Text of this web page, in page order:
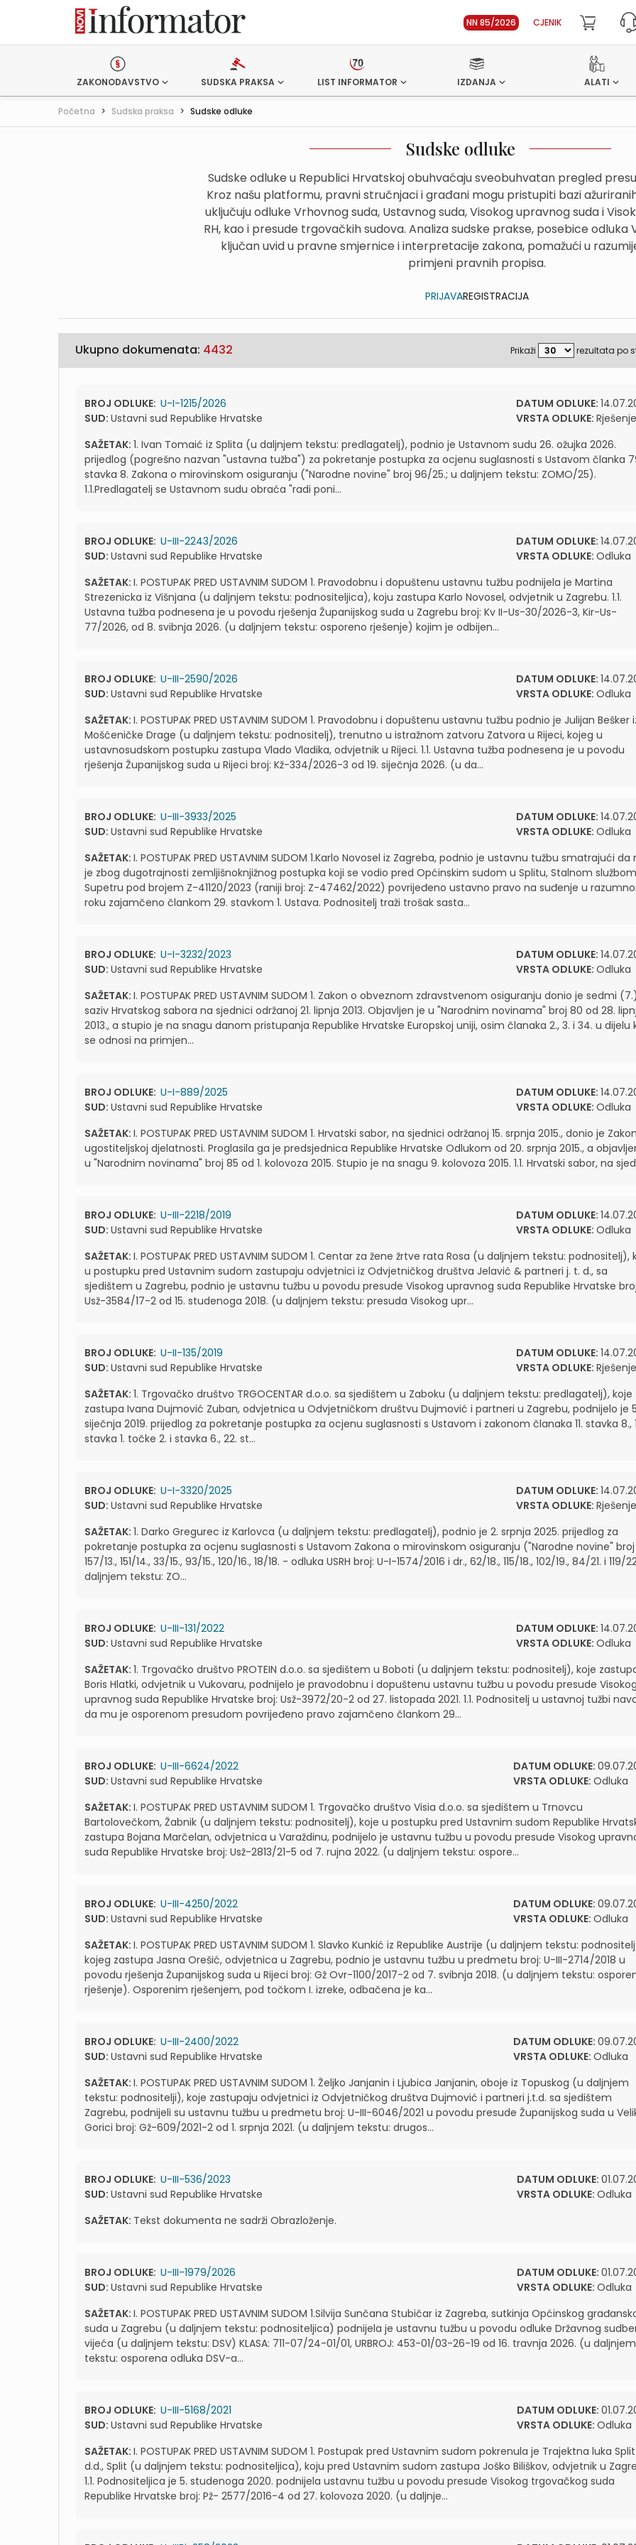
NN 85/2026 CJENIK
ZAKONODAVSTVO SUDSKA PRAKSA LIST INFORMATOR IZDANJA ALATI
Početna > Sudska praksa > Sudske odluke
Sudske odluke
Sudske odluke u Republici Hrvatskoj obuhvaćaju sveobuhvatan pregled
Kroz našu platformu, pravni stručnjaci i građani mogu pristupiti bazi
uključuju odluke Vrhovnog suda, Ustavnog suda, Visokog upravnog suda i
RH, kao i presude trgovačkih sudova. Analiza sudske prakse, posebice odluka
ključan uvid u pravne smjernice i interpretacije zakona, pomažući u
primjeni pravnih propisa.
PRIJAVAREGISTRACIJA
Ukupno dokumenata: 4432 Prikaži rezultata po
BROJ ODLUKE: U-I-1215/2026
SUD: Ustavni sud Republike Hrvatske
DATUM ODLUKE:
VRSTA ODLUKE: Rješenje
SAŽETAK: 1. Ivan Tomaić iz Splita (u daljnjem tekstu: predlagatelj), podnio je Ustavnom sudu 26. ožujka 2026.
prijedlog (pogrešno nazvan "ustavna tužba") za pokretanje postupka za ocjenu suglasnosti s Ustavom članka
stavka 8. Zakona o mirovinskom osiguranju ("Narodne novine" broj 96/25.; u daljnjem tekstu: ZOMO/25).
1.1.Predlagatelj se Ustavnom sudu obraća "radi poni...
BROJ ODLUKE: U-III-2243/2026
SUD: Ustavni sud Republike Hrvatske
DATUM ODLUKE:
VRSTA ODLUKE: Odluka
SAŽETAK: I. POSTUPAK PRED USTAVNIM SUDOM 1. Pravodobnu i dopuštenu ustavnu tužbu podnijela je Martina
Strezenicka iz Višnjana (u daljnjem tekstu: podnositeljica), koju zastupa Karlo Novosel, odvjetnik u Zagrebu. 1.1.
Ustavna tužba podnesena je u povodu rješenja Županijskog suda u Zagrebu broj: Kv II-Us-30/2026-3, Kir-Us-
77/2026, od 8. svibnja 2026. (u daljnjem tekstu: osporeno rješenje) kojim je odbijen...
BROJ ODLUKE: U-III-2590/2026
SUD: Ustavni sud Republike Hrvatske
DATUM ODLUKE:
VRSTA ODLUKE: Odluka
SAŽETAK: I. POSTUPAK PRED USTAVNIM SUDOM 1. Pravodobnu i dopuštenu ustavnu tužbu podnio je Julijan Bešker
Mošćeničke Drage (u daljnjem tekstu: podnositelj), trenutno u istražnom zatvoru Zatvora u Rijeci, kojeg u
ustavnosudskom postupku zastupa Vlado Vladika, odvjetnik u Rijeci. 1.1. Ustavna tužba podnesena je u povodu
rješenja Županijskog suda u Rijeci broj: Kž-334/2026-3 od 19. siječnja 2026. (u da...
BROJ ODLUKE: U-III-3933/2025
SUD: Ustavni sud Republike Hrvatske
DATUM ODLUKE:
VRSTA ODLUKE: Odluka
SAŽETAK: I. POSTUPAK PRED USTAVNIM SUDOM 1.Karlo Novosel iz Zagreba, podnio je ustavnu tužbu smatrajući da
je zbog dugotrajnosti zemljišnoknjižnog postupka koji se vodio pred Općinskim sudom u Splitu, Stalnom
Supetru pod brojem Z-41120/2023 (raniji broj: Z-47462/2022) povrijeđeno ustavno pravo na suđenje u
roku zajamčeno člankom 29. stavkom 1. Ustava. Podnositelj traži trošak sasta...
BROJ ODLUKE: U-I-3232/2023
SUD: Ustavni sud Republike Hrvatske
DATUM ODLUKE:
VRSTA ODLUKE: Odluka
SAŽETAK: I. POSTUPAK PRED USTAVNIM SUDOM 1. Zakon o obveznom zdravstvenom osiguranju donio je sedmi (7.)
saziv Hrvatskog sabora na sjednici održanoj 21. lipnja 2013. Objavljen je u "Narodnim novinama" broj 80 od 28.
2013., a stupio je na snagu danom pristupanja Republike Hrvatske Europskoj uniji, osim članaka 2., 3. i 34. u dijelu
se odnosi na primjen...
BROJ ODLUKE: U-I-889/2025
SUD: Ustavni sud Republike Hrvatske
DATUM ODLUKE:
VRSTA ODLUKE: Odluka
SAŽETAK: I. POSTUPAK PRED USTAVNIM SUDOM 1. Hrvatski sabor, na sjednici održanoj 15. srpnja 2015., donio je
ugostiteljskoj djelatnosti. Proglasila ga je predsjednica Republike Hrvatske Odlukom od 20. srpnja 2015., a
u "Narodnim novinama" broj 85 od 1. kolovoza 2015. Stupio je na snagu 9. kolovoza 2015. 1.1. Hrvatski sabor, na
BROJ ODLUKE: U-III-2218/2019
SUD: Ustavni sud Republike Hrvatske
DATUM ODLUKE:
VRSTA ODLUKE: Odluka
SAŽETAK: I. POSTUPAK PRED USTAVNIM SUDOM 1. Centar za žene žrtve rata Rosa (u daljnjem tekstu: podnositelj),
u postupku pred Ustavnim sudom zastupaju odvjetnici iz Odvjetničkog društva Jelavić & partneri j. t. d., sa
sjedištem u Zagrebu, podnio je ustavnu tužbu u povodu presude Visokog upravnog suda Republike Hrvatske
Usž-3584/17-2 od 15. studenoga 2018. (u daljnjem tekstu: presuda Visokog upr...
BROJ ODLUKE: U-II-135/2019
SUD: Ustavni sud Republike Hrvatske
DATUM ODLUKE:
VRSTA ODLUKE: Rješenje
SAŽETAK: 1. Trgovačko društvo TRGOCENTAR d.o.o. sa sjedištem u Zaboku (u daljnjem tekstu: predlagatelj), koje
zastupa Ivana Dujmović Zuban, odvjetnica u Odvjetničkom društvu Dujmović i partneri u Zagrebu, podnijelo je
siječnja 2019. prijedlog za pokretanje postupka za ocjenu suglasnosti s Ustavom i zakonom članaka 11. stavka 8.,
stavka 1. točke 2. i stavka 6., 22. st...
BROJ ODLUKE: U-I-3320/2025
SUD: Ustavni sud Republike Hrvatske
DATUM ODLUKE:
VRSTA ODLUKE: Rješenje
SAŽETAK: 1. Darko Gregurec iz Karlovca (u daljnjem tekstu: predlagatelj), podnio je 2. srpnja 2025. prijedlog za
pokretanje postupka za ocjenu suglasnosti s Ustavom Zakona o mirovinskom osiguranju ("Narodne novine" broj
157/13., 151/14., 33/15., 93/15., 120/16., 18/18. - odluka USRH broj: U-I-1574/2016 i dr., 62/18., 115/18., 102/19., 84/21. i 119/
daljnjem tekstu: ZO...
BROJ ODLUKE: U-III-131/2022
SUD: Ustavni sud Republike Hrvatske
DATUM ODLUKE:
VRSTA ODLUKE: Odluka
SAŽETAK: 1. Trgovačko društvo PROTEIN d.o.o. sa sjedištem u Boboti (u daljnjem tekstu: podnositelj), koje
Boris Hlatki, odvjetnik u Vukovaru, podnijelo je pravodobnu i dopuštenu ustavnu tužbu u povodu presude Visokog
upravnog suda Republike Hrvatske broj: Usž-3972/20-2 od 27. listopada 2021. 1.1. Podnositelj u ustavnoj tužbi
da mu je osporenom presudom povrijeđeno pravo zajamčeno člankom 29...
BROJ ODLUKE: U-III-6624/2022
SUD: Ustavni sud Republike Hrvatske
DATUM ODLUKE:
VRSTA ODLUKE: Odluka
SAŽETAK: I. POSTUPAK PRED USTAVNIM SUDOM 1. Trgovačko društvo Visia d.o.o. sa sjedištem u Trnovcu
Bartolovečkom, Žabnik (u daljnjem tekstu: podnositelj), koje u postupku pred Ustavnim sudom Republike
zastupa Bojana Marčelan, odvjetnica u Varaždinu, podnijelo je ustavnu tužbu u povodu presude Visokog
suda Republike Hrvatske broj: Usž-2813/21-5 od 7. rujna 2022. (u daljnjem tekstu: ospore...
BROJ ODLUKE: U-III-4250/2022
SUD: Ustavni sud Republike Hrvatske
DATUM ODLUKE:
VRSTA ODLUKE: Odluka
SAŽETAK: I. POSTUPAK PRED USTAVNIM SUDOM 1. Slavko Kunkić iz Republike Austrije (u daljnjem tekstu:
kojeg zastupa Jasna Orešić, odvjetnica u Zagrebu, podnio je ustavnu tužbu u predmetu broj: U-III-2714/2018 u
povodu rješenja Županijskog suda u Rijeci broj: Gž Ovr-1100/2017-2 od 7. svibnja 2018. (u daljnjem tekstu:
rješenje). Osporenim rješenjem, pod točkom I. izreke, odbačena je ka...
BROJ ODLUKE: U-III-2400/2022
SUD: Ustavni sud Republike Hrvatske
DATUM ODLUKE:
VRSTA ODLUKE: Odluka
SAŽETAK: I. POSTUPAK PRED USTAVNIM SUDOM 1. Željko Janjanin i Ljubica Janjanin, oboje iz Topuskog (u daljnjem
tekstu: podnositelji), koje zastupaju odvjetnici iz Odvjetničkog društva Dujmović i partneri j.t.d. sa sjedištem
Zagrebu, podnijeli su ustavnu tužbu u predmetu broj: U-III-6046/2021 u povodu presude Županijskog suda u
Gorici broj: Gž-609/2021-2 od 1. srpnja 2021. (u daljnjem tekstu: drugos...
BROJ ODLUKE: U-III-536/2023
SUD: Ustavni sud Republike Hrvatske
DATUM ODLUKE:
VRSTA ODLUKE: Odluka
SAŽETAK: Tekst dokumenta ne sadrži Obrazloženje.
BROJ ODLUKE: U-III-1979/2026
SUD: Ustavni sud Republike Hrvatske
DATUM ODLUKE:
VRSTA ODLUKE: Odluka
SAŽETAK: I. POSTUPAK PRED USTAVNIM SUDOM 1.Silvija Sunčana Stubičar iz Zagreba, sutkinja Općinskog
suda u Zagrebu (u daljnjem tekstu: podnositeljica) podnijela je ustavnu tužbu u povodu odluke Državnog
vijeća (u daljnjem tekstu: DSV) KLASA: 711-07/24-01/01, URBROJ: 453-01/03-26-19 od 16. travnja 2026. (u daljnjem
tekstu: osporena odluka DSV-a...
BROJ ODLUKE: U-III-5168/2021
SUD: Ustavni sud Republike Hrvatske
DATUM ODLUKE:
VRSTA ODLUKE: Odluka
SAŽETAK: I. POSTUPAK PRED USTAVNIM SUDOM 1. Postupak pred Ustavnim sudom pokrenula je Trajektna luka Split
d.d., Split (u daljnjem tekstu: podnositeljica), koju pred Ustavnim sudom zastupa Joško Biliškov, odvjetnik u
1.1. Podnositeljica je 5. studenoga 2020. podnijela ustavnu tužbu u povodu presude Visokog trgovačkog suda
Republike Hrvatske broj: Pž- 2577/2016-4 od 27. kolovoza 2020. (u daljnje...